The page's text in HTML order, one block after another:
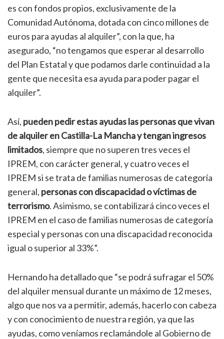
es con fondos propios, exclusivamente de la
Comunidad Autónoma, dotada con cinco millones de
euros para ayudas al alquiler”, con la que, ha
asegurado, “no tengamos que esperar al desarrollo
del Plan Estatal y que podamos darle continuidad a la
gente que necesita esa ayuda para poder pagar el
alquiler”.
Así, pueden pedir estas ayudas las personas que vivan
de alquiler en Castilla-La Mancha y tengan ingresos
limitados, siempre que no superen tres veces el
IPREM, con carácter general, y cuatro veces el
IPREM si se trata de familias numerosas de categoría
general, personas con discapacidad o víctimas de
terrorismo. Asimismo, se contabilizará cinco veces el
IPREM en el caso de familias numerosas de categoría
especial y personas con una discapacidad reconocida
igual o superior al 33%”.
Hernando ha detallado que “se podrá sufragar el 50%
del alquiler mensual durante un máximo de 12 meses,
algo que nos va a permitir, además, hacerlo con cabeza
y con conocimiento de nuestra región, ya que las
ayudas, como veníamos reclamándole al Gobierno de